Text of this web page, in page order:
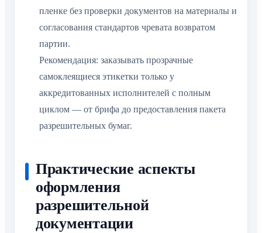
пленке без проверки документов на материалы и
согласования стандартов чревата возвратом
партии.
Рекомендация: заказывать прозрачные
самоклеящиеся этикетки только у
аккредитованных исполнителей с полным
циклом — от брифа до предоставления пакета
разрешительных бумаг.
Практические аспекты
оформления
разрешительной
документации